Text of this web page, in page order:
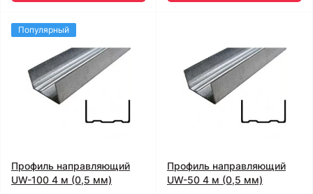
Популярный
Профиль направляющий
UW-100 4 м (0,5 мм)
Профиль направляющий
UW-50 4 м (0,5 мм)